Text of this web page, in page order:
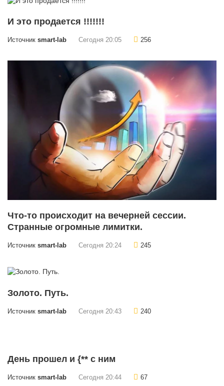
И это продается !!!!!!!
Источник smart-lab Сегодня 20:05 256
Что-то происходит на вечерней сессии.
Странные огромные лимитки.
Источник smart-lab Сегодня 20:24 245
Золото. Путь.
Источник smart-lab Сегодня 20:43 240
День прошел и {** с ним
Источник smart-lab Сегодня 20:44 67